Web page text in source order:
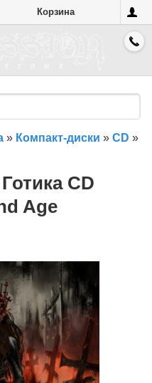
Корзина
» Компакт-диски » CD »
CD
Age